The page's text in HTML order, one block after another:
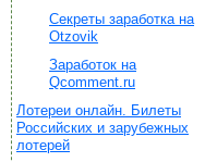
Секреты заработка на
Otzovik
Заработок на
Qcomment.ru
Лотереи онлайн. Билеты
Российских и зарубежных
лотерей